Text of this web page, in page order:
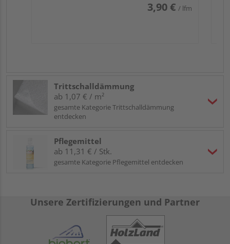
3,90 € / lfm
Trittschalldämmung
ab 1,07 € / m²
gesamte Kategorie Trittschalldämmung
entdecken
Pflegemittel
ab 11,31 € / Stk.
gesamte Kategorie Pflegemittel entdecken
Unsere Zertifizierungen und Partner